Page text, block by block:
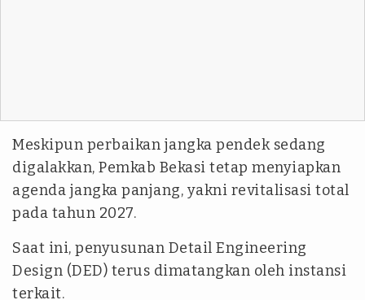
Meskipun perbaikan jangka pendek sedang
digalakkan, Pemkab Bekasi tetap menyiapkan
agenda jangka panjang, yakni revitalisasi total
pada tahun 2027.
Saat ini, penyusunan Detail Engineering
Design (DED) terus dimatangkan oleh instansi
terkait.